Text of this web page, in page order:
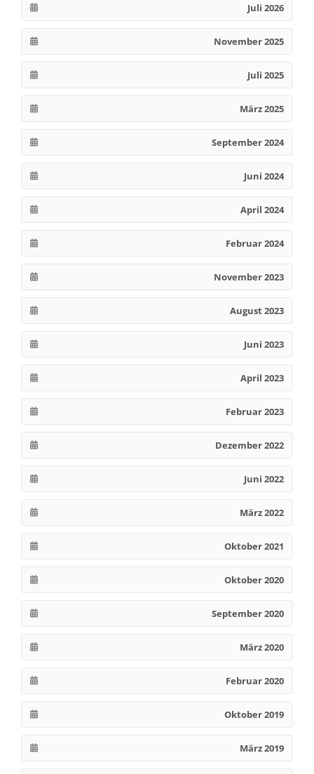
Juli 2026
November 2025
Juli 2025
März 2025
September 2024
Juni 2024
April 2024
Februar 2024
November 2023
August 2023
Juni 2023
April 2023
Februar 2023
Dezember 2022
Juni 2022
März 2022
Oktober 2021
Oktober 2020
September 2020
März 2020
Februar 2020
Oktober 2019
März 2019